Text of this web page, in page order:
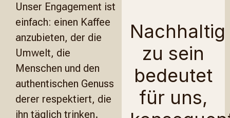
Unser Engagement ist
einfach: einen Kaffee
anzubieten, der die
Umwelt, die
Menschen und den
authentischen Genuss
derer respektiert, die
ihn täglich trinken.
Nachhaltig
zu sein
bedeutet
für uns,